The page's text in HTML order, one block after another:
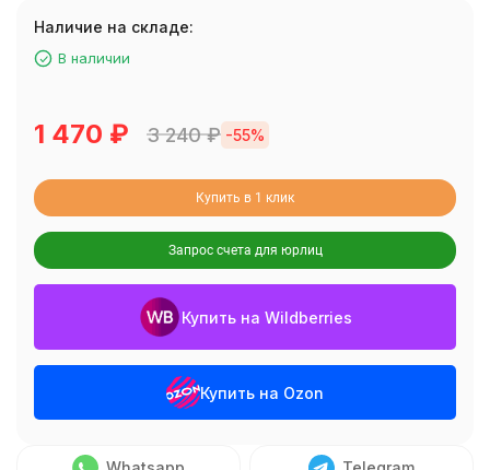
Наличие на складе:
В наличии
1 470 ₽ 3 240₽ -55%
Купить в 1 клик
Запрос счета для юрлиц
Купить на Wildberries
Купить на Ozon